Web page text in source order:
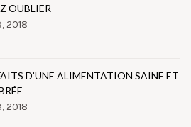
OUBLIER
2018
D’UNE ALIMENTATION SAINE ET
2018